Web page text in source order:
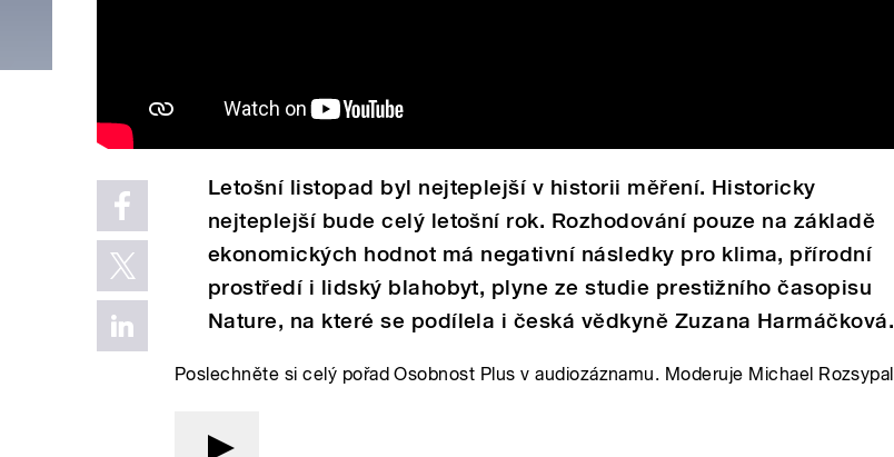
Letošní listopad byl nejteplejší v historii měření. Historicky
nejteplejší bude celý letošní rok. Rozhodování pouze na základě
ekonomických hodnot má negativní následky pro klima, přírodní
prostředí i lidský blahobyt, plyne ze studie prestižního časopisu
Nature, na které se podílela i česká vědkyně Zuzana Harmáčková.
Poslechněte si celý pořad Osobnost Plus v audiozáznamu. Moderuje Michael Rozsypal